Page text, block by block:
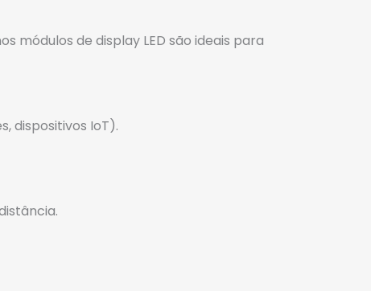
módulos de display LED são ideais para
dispositivos IoT).